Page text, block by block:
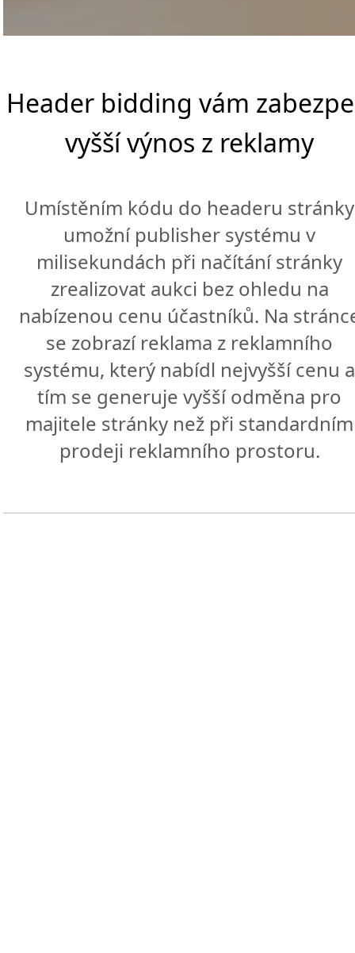
Header bidding vám
vyšší výnos z reklamy
Umístěním kódu do headeru stránky
umožní publisher systému v
milisekundách při načítání stránky
zrealizovat aukci bez ohledu na
nabízenou cenu účastníků. Na
se zobrazí reklama z reklamního
systému, který nabídl nejvyšší cenu a
tím se generuje vyšší odměna pro
majitele stránky než při standardním
prodeji reklamního prostoru.